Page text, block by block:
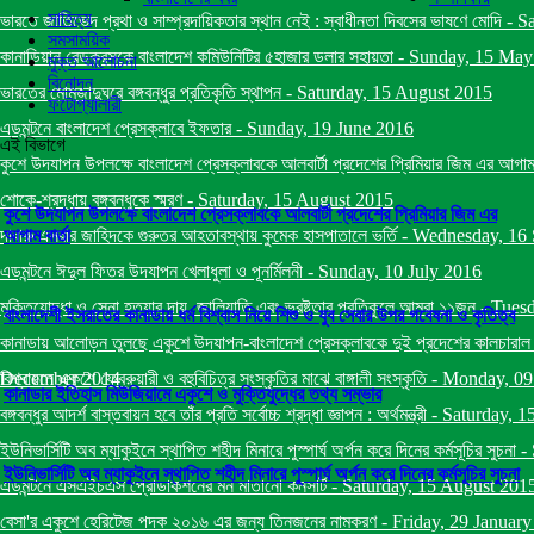
ভারতে জাতিভেদ প্রথা ও সাম্প্রদায়িকতার স্থান নেই : স্বাধীনতা দিবসের ভাষণে মোদি -
কানাডিয়ান রেডক্রসকে বাংলাদেশ কমিউনিটির ৫হাজার ডলার সহায়তা - Sunday, 15
ভারতের মোমজাদুঘরে বঙ্গবন্ধুর প্রতিকৃতি স্থাপন- Saturday, 15 August 2015
এডমন্টনে বাংলাদেশ প্রেসক্লাবে ইফতার- Sunday, 19 June 2016
কুশে উদযাপন উপলক্ষে বাংলাদেশ প্রেসক্লাবকে আলবার্টা প্রদেশের প্রিমিয়ার জিম এর আগাম
শোকে-শ্রদ্ধায় বঙ্গবন্ধুকে স্মরণ- Saturday, 15 August 2015
দাবারু এসরার জাহিদকে গুরুতর আহতাবস্থায় কুমেক হাসপাতালে ভর্তি- Wednesday, 16
এডমন্টনে ঈদুল ফিতর উদযাপন খেলাধুলা ও পূনর্মিলনী - Sunday, 10 July 2016
মুক্তিযোদ্ধা ও সেনা হত্যার দায়, জালিয়াতি এবং ভ্রষ্টতার প্রতিকুলে আমরা ১১জন-
কানাডায় আলোড়ন তুলছে একুশে উদযাপন-বাংলাদেশ প্রেসক্লাবকে দুই প্রদেশের কালচারাল
December 2014
বিশ্বায়নে একুশে ফেব্রুয়ারী ও বহুবিচিত্র সংস্কৃতির মাঝে বাঙ্গালী সংস্কৃতি- Monday,
বঙ্গবন্ধুর আদর্শ বাস্তবায়ন হবে তাঁর প্রতি সর্বোচ্চ শ্রদ্ধা জ্ঞাপন : অর্থমন্ত্রী - Saturday,
ইউনিভার্সিটি অব ম্যাকুইনে স্থাপিত শহীদ মিনারে পুস্পার্ঘ অর্পন করে দিনের কর্মসূচির সুচনা -
এডমন্টনে এসএইচএস প্রোডাকশনের মন মাতানো কনসার্ট-Saturday, 15 August
বেসা'র একুশে হেরিটেজ পদক ২০১৬ এর জন্য তিনজনের নামকরণ- Friday, 29
সাহিত্য
সমসাময়িক
মুক্ত আলোচনা
বিনোদন
ফটোগ্যালারী
এই বিভাগে
কুশে উদযাপন উপলক্ষে বাংলাদেশ প্রেসক্লাবকে আলবার্টা প্রদেশের প্রিমিয়ার জিম এর
আগাম বার্তা
বাংলাদেশী ইসরাতের কানাডায় ধর্ম বিশ্বাস নিয়ে শিশু ও যুব সেবার উপর গবেষনা ও কৃতিত্ব
কানাডার ইতিহাস মিউজিয়ামে একুশে ও মুক্তিযুদ্ধের তথ্য সম্ভার
ইউনিভার্সিটি অব ম্যাকুইনে স্থাপিত শহীদ মিনারে পুস্পার্ঘ অর্পন করে দিনের কর্মসূচির সুচনা